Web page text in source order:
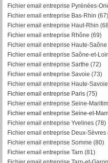
Fichier email entreprise Pyrénées-
Fichier email entreprise Bas-Rhin (67)
Fichier email entreprise Haut-Rhin
Fichier email entreprise Rhône (69)
Fichier email entreprise Haute-
Fichier email entreprise Saône-et-
Fichier email entreprise Sarthe (72)
Fichier email entreprise Savoie (73)
Fichier email entreprise Haute-
Fichier email entreprise Paris (75)
Fichier email entreprise Seine-
Fichier email entreprise Seine-et-
Fichier email entreprise Yvelines (78)
Fichier email entreprise Deux-Sèvres
Fichier email entreprise Somme (80)
Fichier email entreprise Tarn (81)